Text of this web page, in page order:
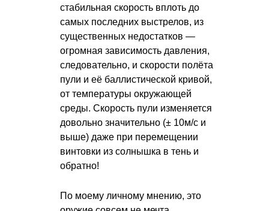
стабильная скорость вплоть до
самых последних выстрелов, из
существенных недостатков —
огромная зависимость давления,
следовательно, и скорости полёта
пули и её баллистической кривой,
от температуры окружающей
среды. Скорость пули изменяется
довольно значительно (± 10м/с и
выше) даже при перемещении
винтовки из солнышка в тень и
обратно!
По моему личному мнению, это